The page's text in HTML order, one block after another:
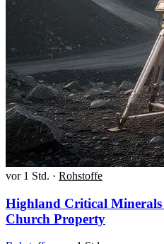
vor 1 Std. · Rohstoffe
Highland Critical
Church Property